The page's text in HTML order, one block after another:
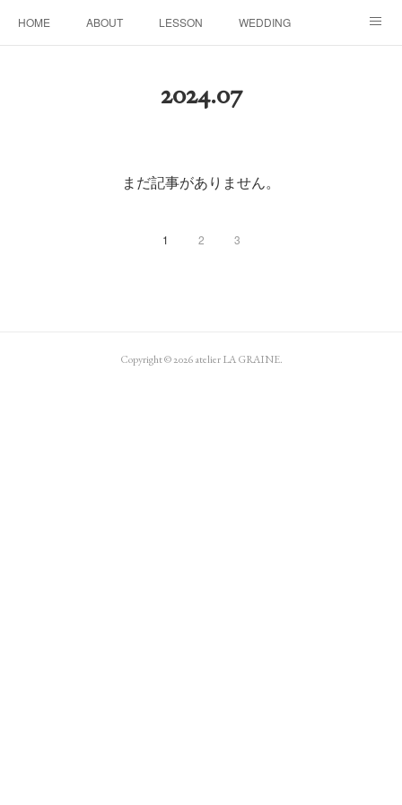
HOME ABOUT LESSON WEDDING
2024.07
まだ記事がありません。
1 2 3
Copyright ©2026atelier LA GRAINE.